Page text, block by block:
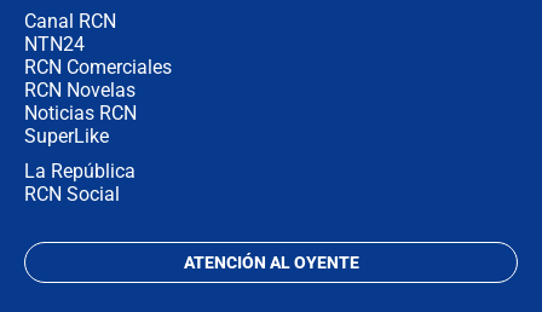
Canal RCN
NTN24
RCN Comerciales
RCN Novelas
Noticias RCN
SuperLike
La República
RCN Social
ATENCIÓN AL OYENTE